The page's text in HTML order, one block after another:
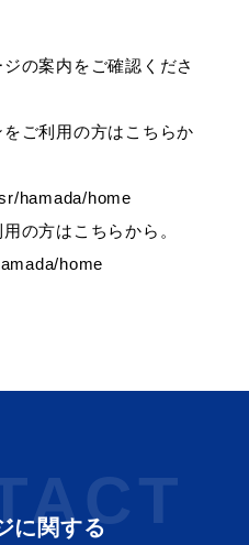
就職・退職
の案内をご確認くださ
ご利用の方はこちらか
hamada/home
の方はこちらから。
home
に関する